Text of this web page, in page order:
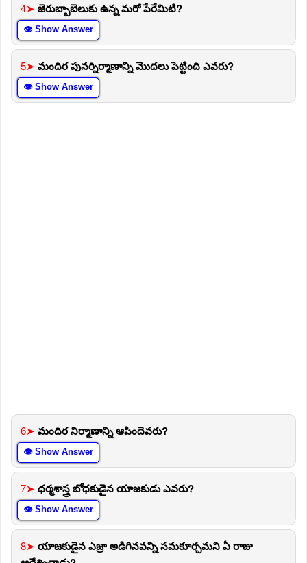
4➤ జెరుబ్బాబెలుకు ఉన్న మరో పేరేమిటి?
👁 Show Answer
5➤ మందిర పునర్నిర్మాణాన్ని మొదలు పెట్టింది ఎవరు?
👁 Show Answer
6➤ మందిర నిర్మాణాన్ని ఆపిందెవరు?
👁 Show Answer
7➤ ధర్మశాస్త్ర బోధకుడైన యాజకుడు ఎవరు?
👁 Show Answer
8➤ యాజకుడైన ఎజ్రా అడిగినవన్ని సమకూర్చమని ఏ రాజు